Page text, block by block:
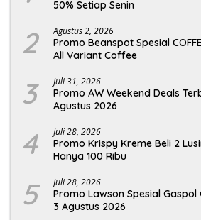
50% Setiap Senin
2 Agustus 2, 2026
Promo Beanspot Spesial
All Variant Coffee
3 Juli 31, 2026
Promo AW Weekend Deals
Agustus 2026
4 Juli 28, 2026
Promo Krispy Kreme Beli 2
Hanya 100 Ribu
5 Juli 28, 2026
Promo Lawson Spesial Gaspol
3 Agustus 2026